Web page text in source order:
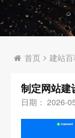
首页 建站
制定网站建
日期： 2026-